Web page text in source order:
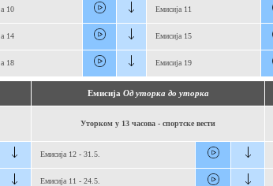
10 Емисија 11
14 Емисија 15
18 Емисија 19
Емисија Од уторка до уторка
Уторком у 13 часова - спортске вести
Емисија 12 - 31.5.
Емисија 11 - 24.5.